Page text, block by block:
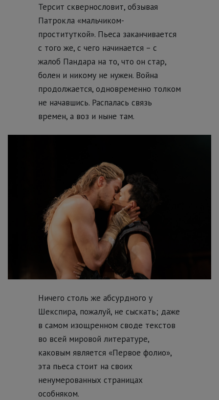
Терсит сквернословит, обзывая
Патрокла «мальчиком-
проституткой». Пьеса заканчивается
с того же, с чего начинается – с
жалоб Пандара на то, что он стар,
болен и никому не нужен. Война
продолжается, одновременно толком
не начавшись. Распалась связь
времен, а воз и ныне там.
Ничего столь же абсурдного у
Шекспира, пожалуй, не сыскать; даже
в самом изощренном своде текстов
во всей мировой литературе,
каковым является «Первое фолио»,
эта пьеса стоит на своих
ненумерованных страницах
особняком.